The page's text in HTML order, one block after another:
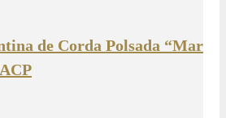
de Corda Polsada “Mar